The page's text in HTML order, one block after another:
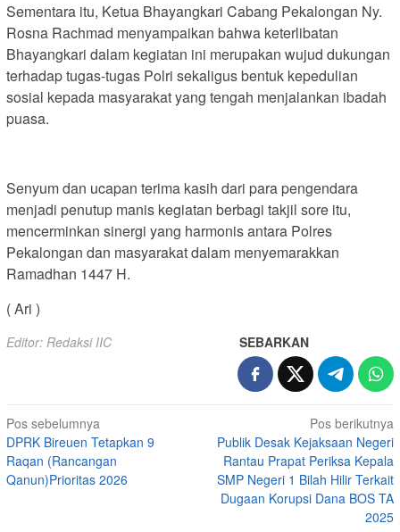
Sementara itu, Ketua Bhayangkari Cabang Pekalongan Ny.
Rosna Rachmad menyampaikan bahwa keterlibatan
Bhayangkari dalam kegiatan ini merupakan wujud dukungan
terhadap tugas-tugas Polri sekaligus bentuk kepedulian
sosial kepada masyarakat yang tengah menjalankan ibadah
puasa.
Senyum dan ucapan terima kasih dari para pengendara
menjadi penutup manis kegiatan berbagi takjil sore itu,
mencerminkan sinergi yang harmonis antara Polres
Pekalongan dan masyarakat dalam menyemarakkan
Ramadhan 1447 H.
( Ari )
Editor: Redaksi IIC SEBARKAN
Navigasi
pos
Pos sebelumnya
DPRK Bireuen Tetapkan 9
Raqan (Rancangan
Qanun)Prioritas 2026
Pos berikutnya
Publik Desak Kejaksaan Negeri
Rantau Prapat Periksa Kepala
SMP Negeri 1 Bilah Hilir Terkait
Dugaan Korupsi Dana BOS TA
2025